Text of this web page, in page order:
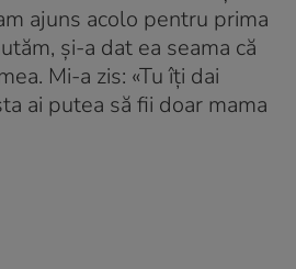
ajuns acolo pentru prima
și-a dat ea seama că
Mi-a zis: «Tu îți dai
ai putea să fii doar mama